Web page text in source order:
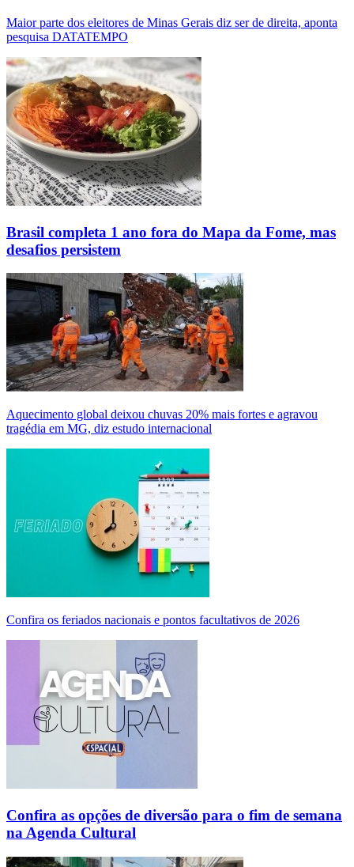
Maior parte dos eleitores de Minas Gerais diz ser de direita, aponta
pesquisa DATATEMPO
Brasil completa 1 ano fora do Mapa da Fome, mas
desafios persistem
Aquecimento global deixou chuvas 20% mais fortes e agravou
tragédia em MG, diz estudo internacional
Confira os feriados nacionais e pontos facultativos de 2026
Confira as opções de diversão para o fim de semana
na Agenda Cultural